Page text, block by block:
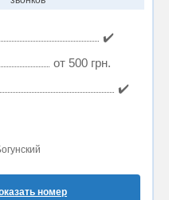
✔️
от 500 грн.
✔️
номер